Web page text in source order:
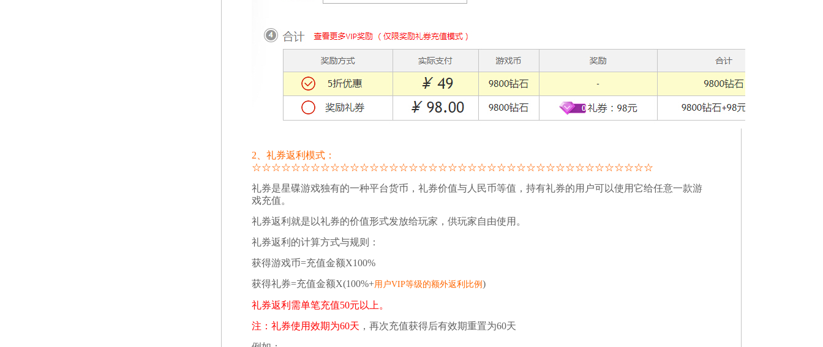
2、礼券返利模式：
☆☆☆☆☆☆☆☆☆☆☆☆☆☆☆☆☆☆☆☆☆☆☆☆☆☆☆☆☆☆☆☆☆☆☆☆☆☆☆☆☆
礼券是星碟游戏独有的一种平台货币，礼券价值与人民币等值，持有礼券的用户可以使用它给任意一款游
戏充值。
礼券返利就是以礼券的价值形式发放给玩家，供玩家自由使用。
礼券返利的计算方式与规则：
获得游戏币=充值金额X100%
获得礼券=充值金额X(100%+用户VIP等级的额外返利比例 )
礼券返利需单笔充值50元以上。
注：礼券使用效期为60天 ，再次充值获得后有效期重置为60天